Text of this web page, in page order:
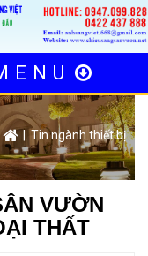
| Tin ngành thiết bị
VƯỜN
THẤT